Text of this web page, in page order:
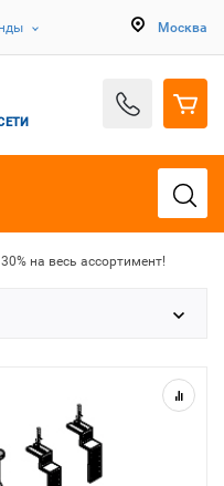
Москва
на весь ассортимент!